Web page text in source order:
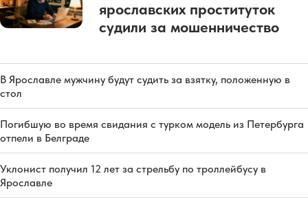
ярославских проституток
судили за мошенничество
В Ярославле мужчину будут судить за взятку, положенную в
стол
Погибшую во время свидания с турком модель из Петербурга
отпели в Белграде
Уклонист получил 12 лет за стрельбу по троллейбусу в
Ярославле